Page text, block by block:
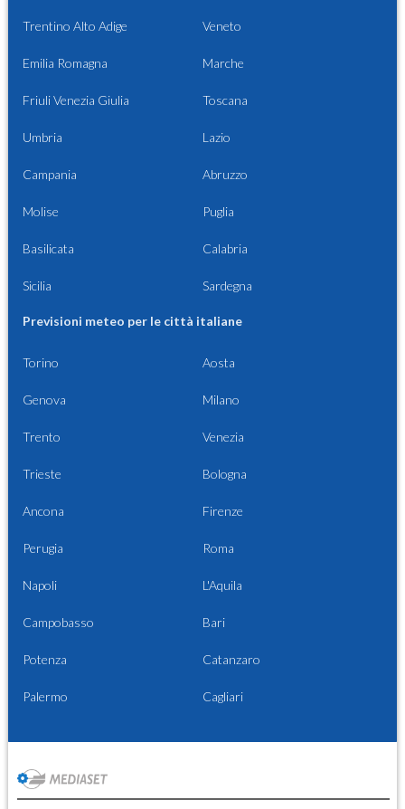
Trentino Alto Adige Veneto
Emilia Romagna Marche
Friuli Venezia Giulia Toscana
Umbria Lazio
Campania Abruzzo
Molise Puglia
Basilicata Calabria
Sicilia Sardegna
Previsioni meteo per le città italiane
Torino Aosta
Genova Milano
Trento Venezia
Trieste Bologna
Ancona Firenze
Perugia Roma
Napoli L'Aquila
Campobasso Bari
Potenza Catanzaro
Palermo Cagliari